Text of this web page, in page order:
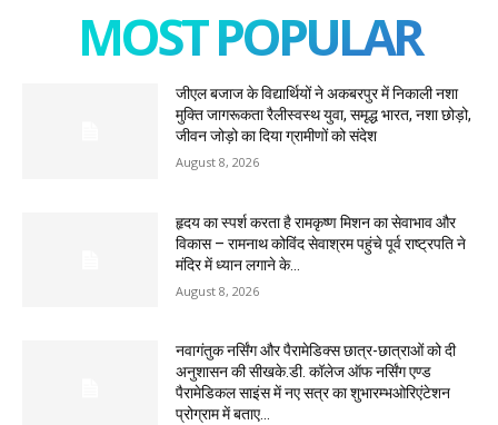
MOST POPULAR
जीएल बजाज के विद्यार्थियों ने अकबरपुर में निकाली नशा
मुक्ति जागरूकता रैलीस्वस्थ युवा, समृद्ध भारत, नशा छोड़ो,
जीवन जोड़ो का दिया ग्रामीणों को संदेश
August 8, 2026
हृदय का स्पर्श करता है रामकृष्ण मिशन का सेवाभाव और
विकास – रामनाथ कोविंद सेवाश्रम पहुंचे पूर्व राष्ट्रपति ने
मंदिर में ध्यान लगाने के...
August 8, 2026
नवागंतुक नर्सिंग और पैरामेडिक्स छात्र-छात्राओं को दी
अनुशासन की सीखके.डी. कॉलेज ऑफ नर्सिंग एण्ड
पैरामेडिकल साइंस में नए सत्र का शुभारम्भओरिएंटेशन
प्रोग्राम में बताए...